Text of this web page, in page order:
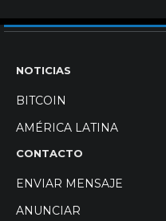
NOTICIAS
BITCOIN
AMÉRICA LATINA
CONTACTO
ENVIAR MENSAJE
ANUNCIAR